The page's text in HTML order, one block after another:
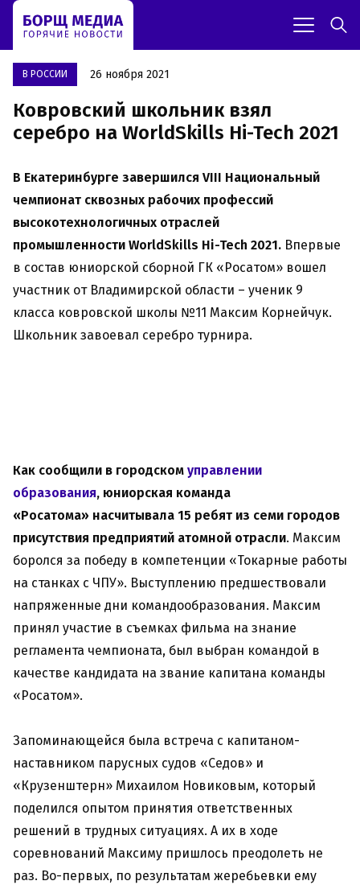
В РОССИИ 26 ноября 2021
Ковровский школьник взял
серебро на WorldSkills Hi-Tech 2021
В Екатеринбурге завершился VIII Национальный
чемпионат сквозных рабочих профессий
высокотехнологичных отраслей
промышленности WorldSkills Hi-Tech 2021. Впервые
в состав юниорской сборной ГК «Росатом» вошел
участник от Владимирской области – ученик 9
класса ковровской школы №11 Максим Корнейчук.
Школьник завоевал серебро турнира.
Как сообщили в городском управлении
образования, юниорская команда
«Росатома» насчитывала 15 ребят из семи городов
присутствия предприятий атомной отрасли. Максим
боролся за победу в компетенции «Токарные работы
на станках с ЧПУ». Выступлению предшествовали
напряженные дни командообразования. Максим
принял участие в съемках фильма на знание
регламента чемпионата, был выбран командой в
качестве кандидата на звание капитана команды
«Росатом».
Запоминающейся была встреча с капитаном-
наставником парусных судов «Седов» и
«Крузенштерн» Михаилом Новиковым, который
поделился опытом принятия ответственных
решений в трудных ситуациях. А их в ходе
соревнований Максиму пришлось преодолеть не
раз. Во-первых, по результатам жеребьевки ему